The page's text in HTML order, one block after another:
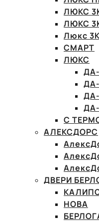
ЛЮКС
ЛЮКС
Люкс
СМАРТ
ЛЮКС
С
АЛЕКСДОРС
ДВЕРИ
НОВА